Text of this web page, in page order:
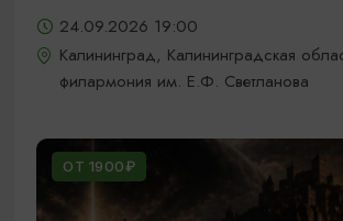
24.09.2026 19:00
Калининград, Калининградская
филармония им. Е.Ф. Светланова
ОТ 1900₽